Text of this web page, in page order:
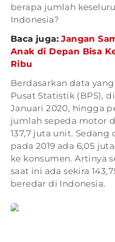
berapa jumlah
Indonesia?
Baca juga:Jangan
Anak di Depan Bisa
Ribu
Berdasarkan data
Pusat Statistik (BPS),
Januari 2020, hingga
jumlah sepeda motor
137,7 juta unit. Sedang
pada 2019 ada 6,05
ke konsumen. Artinya
saat ini ada sekira
beredar di Indonesia.